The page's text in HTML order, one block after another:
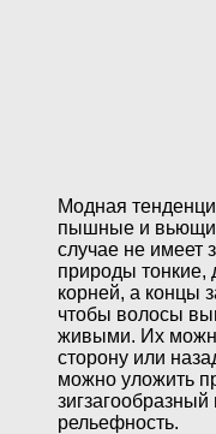
Модная
пышные и
случае не имеет
природы тонкие,
корней, а концы
чтобы волосы
живыми. Их
сторону или
можно уложить
рельефность.